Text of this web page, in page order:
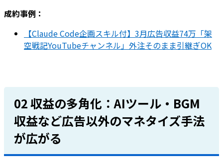
成約事例：
【Claude Code企画スキル付】3月広告収益74万「架
空戦記YouTubeチャンネル」外注そのまま引継ぎOK
02 収益の多角化：AIツール・BGM
収益など広告以外のマネタイズ手法
が広がる